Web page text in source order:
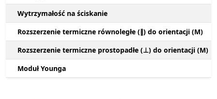
Wytrzymałość na ściskanie
Rozszerzenie termiczne równoległe (∥) do orientacji (M)
Rozszerzenie termiczne prostopadłe (⊥) do orientacji (M)
Moduł Younga